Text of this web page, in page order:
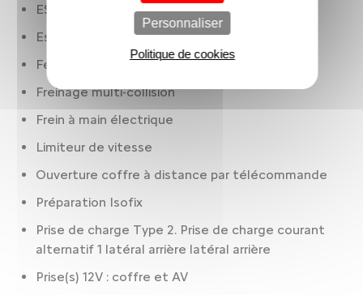
ESP
Essuie-glaces à capteur de pluie
Feux à LED
Freinage multi-collision
Frein à main électrique
Limiteur de vitesse
Ouverture coffre à distance par télécommande
Préparation Isofix
Prise de charge Type 2. Prise de charge courant
alternatif 1 latéral arrière latéral arrière
Prise(s) 12V : coffre et AV
Personnaliser
Politique de cookies